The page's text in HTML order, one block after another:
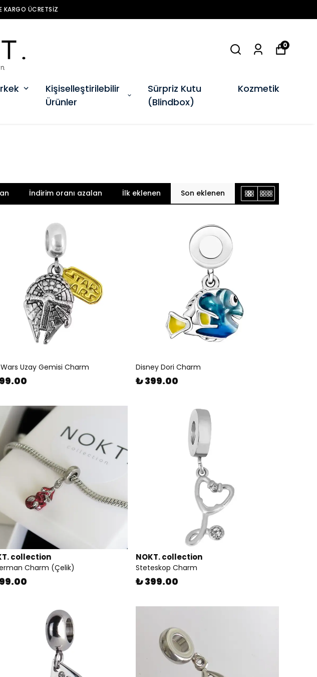
KARGO ÜCRETSIZ
Kişiselleştirilebilir
Ürünler
Sürpriz Kutu
(Blindbox)
Kozmetik
0
İndirim oranı azalan İlk eklenen Son eklenen
Uzay Gemisi Charm Disney Dori Charm
₺ 399.00
collection
Charm (Çelik)
NOKT. collection
Steteskop Charm
₺ 399.00